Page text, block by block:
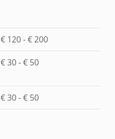
€ 120 - € 200
€ 30 - € 50
€ 30 - € 50